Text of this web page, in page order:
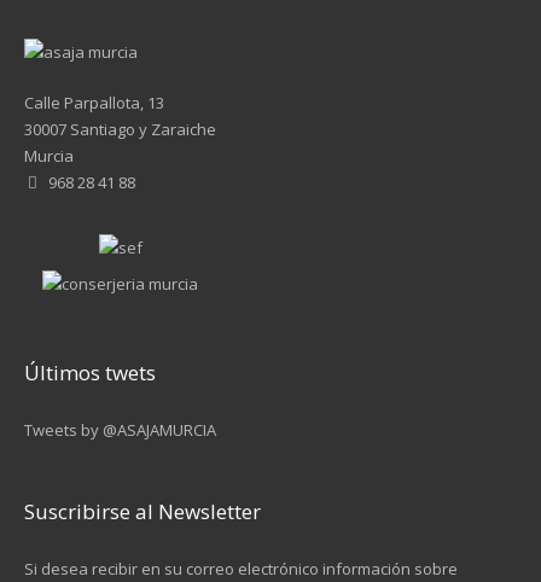
Calle Parpallota, 13
30007 Santiago y Zaraiche
Murcia
968 28 41 88
Últimos twets
Tweets by @ASAJAMURCIA
Suscribirse al Newsletter
Si desea recibir en su correo electrónico información sobre